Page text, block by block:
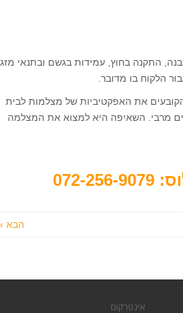
התקנה בחוץ, עמידות בגשם ובתנאי מזג
הלקוח בו מדובר.
הקובעים את האפקטיביות של מצלמות לבית
מרבי. השאיפה היא למצוא את המצלמה
9079
הבא
אינטרקום